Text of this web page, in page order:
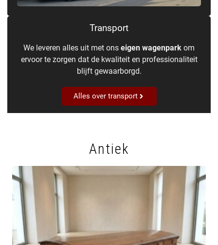
Transport
We leveren alles uit met ons eigen wagenpark om
ervoor te zorgen dat de kwaliteit en professionaliteit
blijft gewaarborgd.
Alles over transport
Antiek